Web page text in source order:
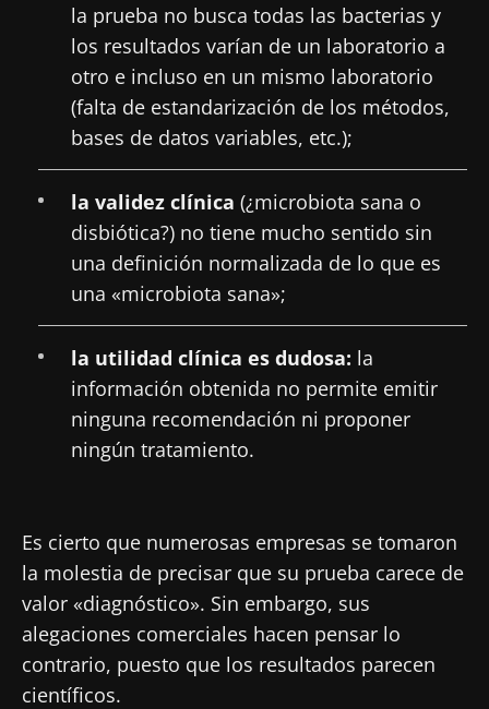
la prueba no busca todas las bacterias y
los resultados varían de un laboratorio a
otro e incluso en un mismo laboratorio
(falta de estandarización de los métodos,
bases de datos variables, etc.);
la validez clínica (¿microbiota sana o
disbiótica?) no tiene mucho sentido sin
una definición normalizada de lo que es
una «microbiota sana»;
la utilidad clínica es dudosa: la
información obtenida no permite emitir
ninguna recomendación ni proponer
ningún tratamiento.
Es cierto que numerosas empresas se tomaron
la molestia de precisar que su prueba carece de
valor «diagnóstico». Sin embargo, sus
alegaciones comerciales hacen pensar lo
contrario, puesto que los resultados parecen
científicos.
Redirección
Está a punto de ser redirigido y de dejar
nuestro sitio web.
Mantenerse informado
"Microbiota Digest" y el "HCP Magazine" que
le permitirá mantenerse informado sobre la
microbiota.
¡No se vaya tan rápido!
Únase a la comunidad de la microbiota para
profesionales sanitarios y reciba el
"Microbiota Digest" y el "HCP Magazine" que
le permitirá mantenerse informado sobre la
microbiota.
Me gustaría registrarme para recibir más
noticias de Biocodex
He leído y acepto las condiciones generales
de uso y lapolítica de protección de datosdel
Biocodex Microbiota Institute